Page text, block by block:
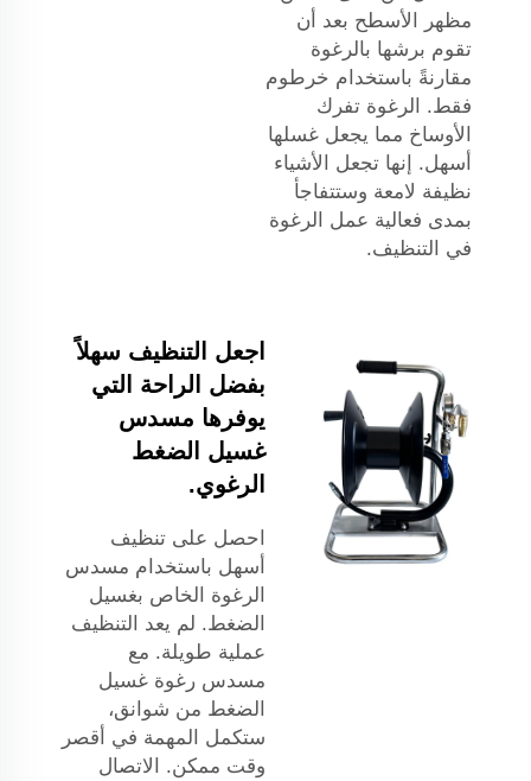
مظهر الأسطح بعد أن
تقوم برشها بالرغوة
مقارنةً باستخدام خرطوم
فقط. الرغوة تفرك
الأوساخ مما يجعل غسلها
أسهل. إنها تجعل الأشياء
نظيفة لامعة وستتفاجأ
بمدى فعالية عمل الرغوة
في التنظيف.
اجعل التنظيف سهلاً
بفضل الراحة التي
يوفرها مسدس
غسيل الضغط
الرغوي.
احصل على تنظيف
أسهل باستخدام مسدس
الرغوة الخاص بغسيل
الضغط. لم يعد التنظيف
عملية طويلة. مع
مسدس رغوة غسيل
الضغط من شوانق،
ستكمل المهمة في أقصر
وقت ممكن. الاتصال